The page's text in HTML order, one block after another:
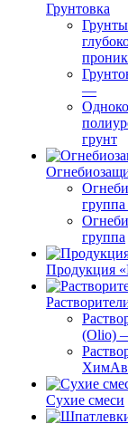
Грунтовка
—
грунт
группа
группа
Продукция
(Olio)
Сухие смеси